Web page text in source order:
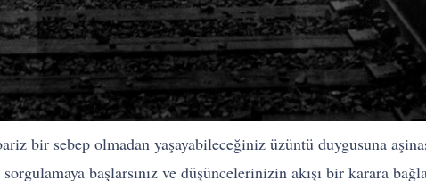
bir sebep olmadan yaşayabileceğiniz üzüntü duygusuna
başlarsınız ve düşüncelerinizin akışı bir karara